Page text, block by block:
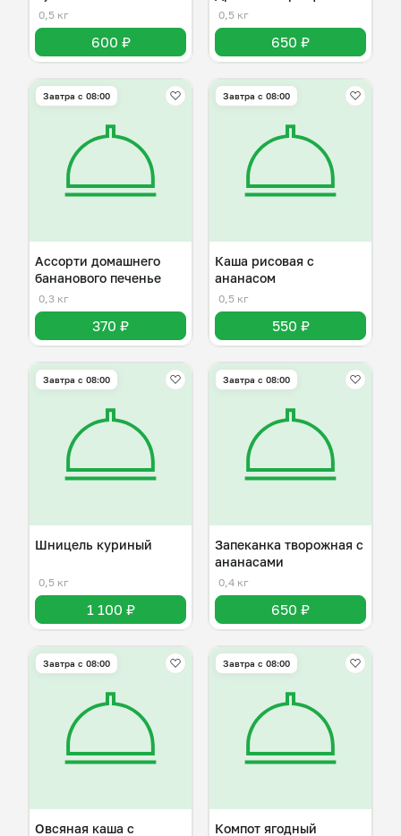
0,5 кг
600 ₽
0,5 кг
650 ₽
Завтра c 08:00
Ассорти домашнего
бананового печенье
0,3 кг
370 ₽
Завтра c 08:00
Каша рисовая с
ананасом
0,5 кг
550 ₽
Завтра c 08:00
Шницель куриный
0,5 кг
1 100 ₽
Завтра c 08:00
Запеканка творожная с
ананасами
0,4 кг
650 ₽
Завтра c 08:00
Овсяная каша с
Завтра c 08:00
Компот ягодный